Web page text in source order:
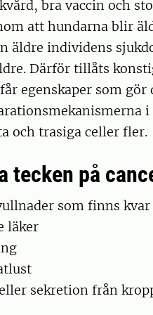
bra vaccin och
att hundarna blir
äldre individens
Därför tillåts
egenskaper som
och trasiga celler fler.
tecken på
som finns
läker
sekretion från